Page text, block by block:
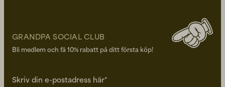
GRANDPA SOCIAL CLUB
Bli medlem och få 10% rabatt på ditt första köp!
Skriv din e-postadress här*